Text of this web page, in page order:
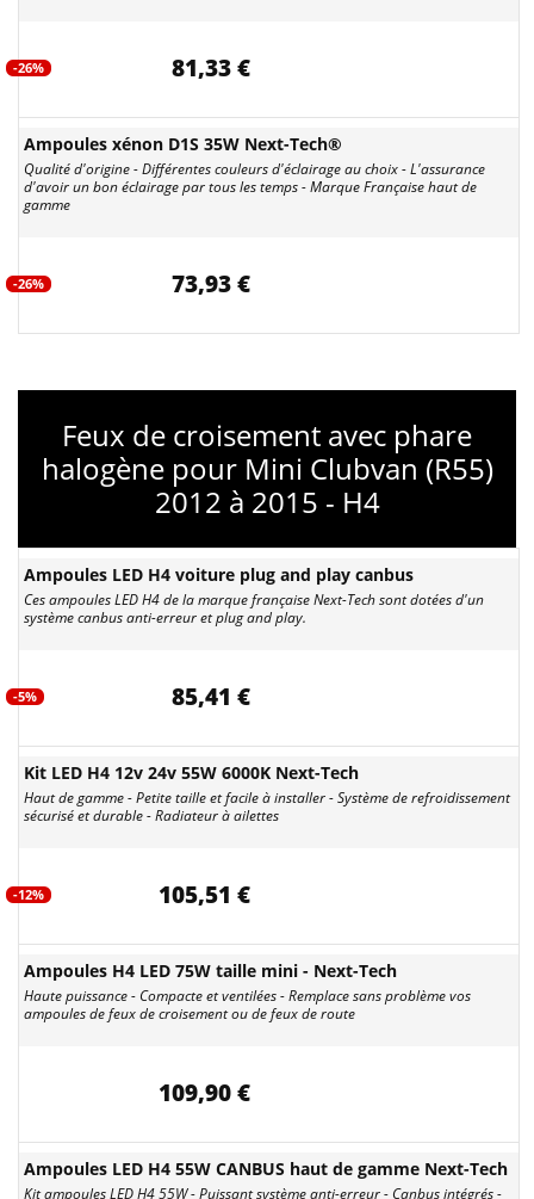
-26% 81,33 €
Ampoules xénon D1S 35W Next-Tech®
Qualité d'origine - Différentes couleurs d'éclairage au choix - L'assurance
d'avoir un bon éclairage par tous les temps - Marque Française haut de
gamme
-26% 73,93 €
Feux de croisement avec phare
halogène pour Mini Clubvan (R55)
2012 à 2015 - H4
Ampoules LED H4 voiture plug and play canbus
Ces ampoules LED H4 de la marque française Next-Tech sont dotées d'un
système canbus anti-erreur et plug and play.
-5% 85,41 €
Kit LED H4 12v 24v 55W 6000K Next-Tech
Haut de gamme - Petite taille et facile à installer - Système de refroidissement
sécurisé et durable - Radiateur à ailettes
-12% 105,51 €
Ampoules H4 LED 75W taille mini - Next-Tech
Haute puissance - Compacte et ventilées - Remplace sans problème vos
ampoules de feux de croisement ou de feux de route
109,90 €
Ampoules LED H4 55W CANBUS haut de gamme Next-Tech
Kit ampoules LED H4 55W - Puissant système anti-erreur - Canbus intégrés -